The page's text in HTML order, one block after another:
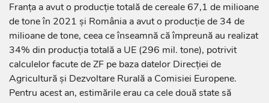
Franţa a avut o producţie totală de cereale 67,1 de milioane
de tone în 2021 şi România a avut o producţie de 34 de
milioane de tone, ceea ce înseamnă că împreună au realizat
34% din producţia totală a UE (296 mil. tone), potrivit
calculelor facute de ZF pe baza datelor Direcţiei de
Agricultură şi Dezvoltare Rurală a Comisiei Europene.
Pentru acest an, estimările erau ca cele două state să